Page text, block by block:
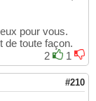
pour vous.
de toute façon.
2
1
#210